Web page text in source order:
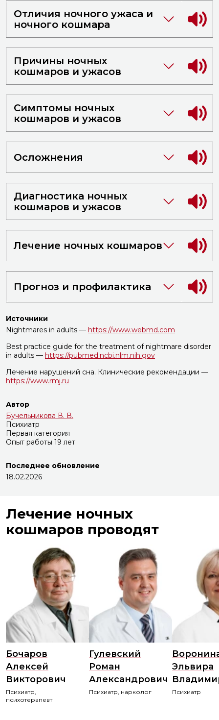
Отличия ночного ужаса и
ночного кошмара
Причины ночных
кошмаров и ужасов
Симптомы ночных
кошмаров и ужасов
Осложнения
Диагностика ночных
кошмаров и ужасов
Лечение ночных кошмаров
Прогноз и профилактика
Источники
Nightmares in adults — https://www.webmd.com
Best practice guide for the treatment of nightmare disorder
in adults — https://pubmed.ncbi.nlm.nih.gov
Лечение нарушений сна. Клинические рекомендации —
https://www.rmj.ru
Автор
Бучельникова В. В.
Психиатр
Первая категория
Опыт работы 19 лет
Последнее обновление
18.02.2026
Лечение ночных
кошмаров проводят
Бочаров
Алексей
Викторович
Психиатр,
психотерапевт
Гулевский
Роман
Александрович
Психиатр, нарколог
Эльвира
Психиатр